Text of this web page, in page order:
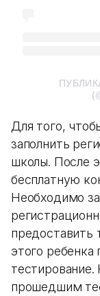
Для того,
заполнить
школы. После
бесплатную
Необходимо
предоставить
этого ребенка
прошедшим